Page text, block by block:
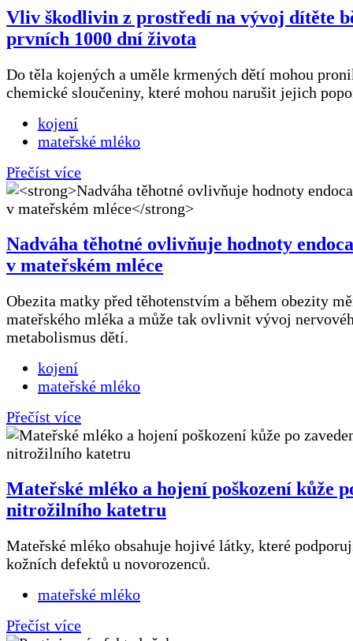
Vliv škodlivin z prostředí na vývoj dítěte
prvních 1000 dní života
Do těla kojených a uměle krmených dětí mohou
chemické sloučeniny, které mohou narušit jejich
kojení
mateřské mléko
Přečíst více
Nadváha těhotné ovlivňuje hodnoty
v mateřském mléce
Obezita matky před těhotenstvím a během obezity
mateřského mléka a může tak ovlivnit vývoj
metabolismus dětí.
kojení
mateřské mléko
Přečíst více
Mateřské mléko a hojení poškození kůže
nitrožilního katetru
Mateřské mléko obsahuje hojivé látky, které
kožních defektů u novorozenců.
mateřské mléko
Přečíst více